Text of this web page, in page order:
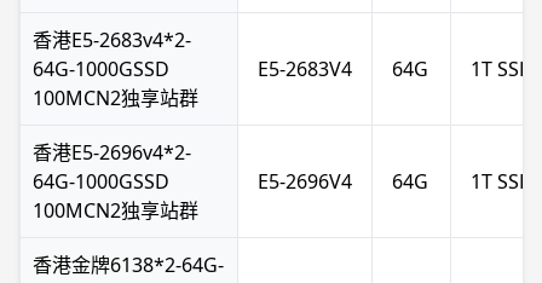
香港E5-2683v4*2-
64G-1000GSSD
100MCN2独享站群
E5-2683V4 64G 1T SSD
香港E5-2696v4*2-
64G-1000GSSD
100MCN2独享站群
E5-2696V4 64G 1T SSD
香港金牌6138*2-64G-